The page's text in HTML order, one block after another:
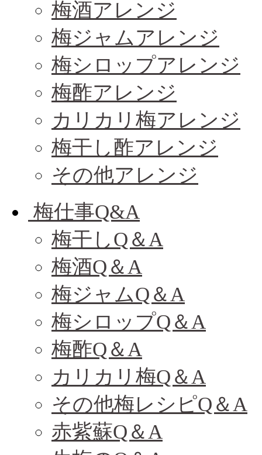
梅酒アレンジ
梅ジャムアレンジ
梅シロップアレンジ
梅酢アレンジ
カリカリ梅アレンジ
梅干し酢アレンジ
その他アレンジ
梅仕事Q&A
梅干しQ＆A
梅酒Q＆A
梅ジャムQ＆A
梅シロップQ＆A
梅酢Q＆A
カリカリ梅Q＆A
その他梅レシピQ＆A
赤紫蘇Q＆A